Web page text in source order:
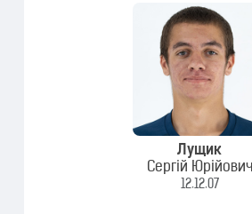
Лущик
Сергій Юрійович
12.12.07